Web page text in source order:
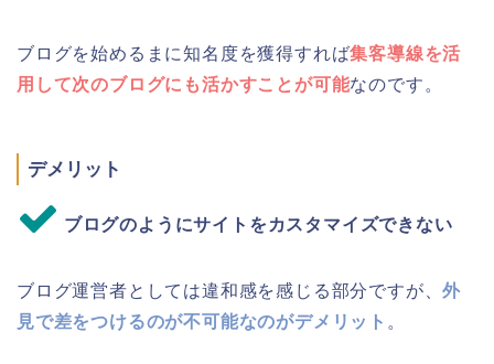
ブログを始めるまに知名度を獲得すれば集客導線を活
用して次のブログにも活かすことが可能なのです。
デメリット
ブログのようにサイトをカスタマイズできない
ブログ運営者としては違和感を感じる部分ですが、外
見で差をつけるのが不可能なのがデメリット 。